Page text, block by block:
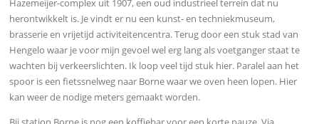
Hazemeijer-complex uit 1907, een oud industrieel terrein dat nu
herontwikkelt is. Je vindt er nu een kunst- en techniekmuseum,
brasserie en vrijetijd activiteitencentra. Terug door een stuk stad van
Hengelo waar je voor mijn gevoel wel erg lang als voetganger staat te
wachten bij verkeerslichten. Ik loop veel tijd stuk hier. Paralel aan het
spoor is een fietssnelweg naar Borne waar we oven heen lopen. Hier
kan weer de nodige meters gemaakt worden.